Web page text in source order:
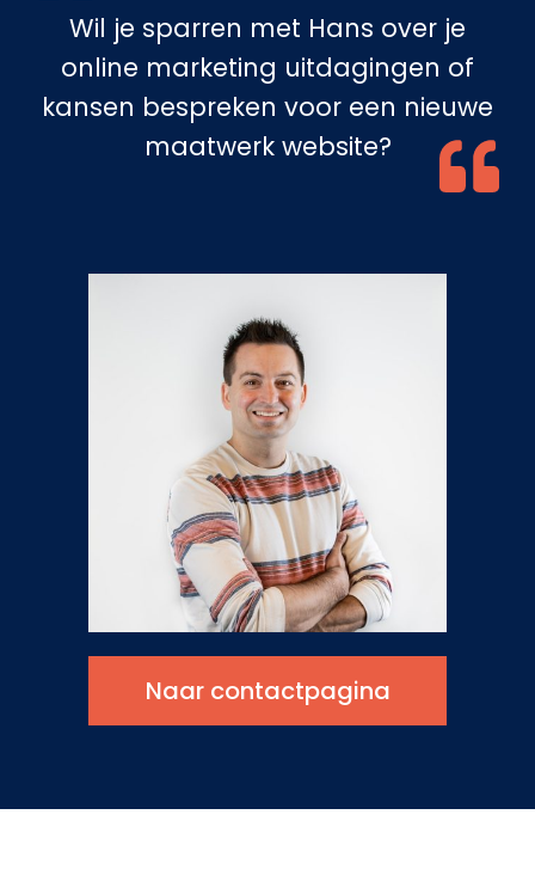
Wil je sparren met Hans over je
online marketing uitdagingen of
kansen bespreken voor een nieuwe
maatwerk website?
Naar contactpagina